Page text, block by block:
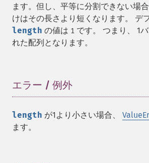
ます。但し、平等に分割できない場
けはその長さより短くなります。 デ
length の値は 1 です。 つまり、 1
れた配列となります。
エラー / 例外
length が1より小さい場合、
ます。